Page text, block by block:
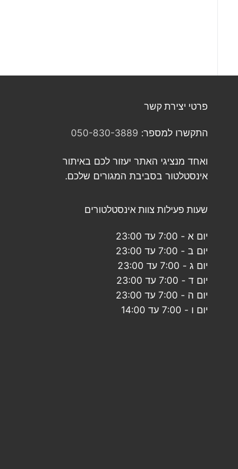
פרטי יצירת קשר
התקשרו למספר: 050-830-3889
ואחד מנציגי האתר יעזור לכם באיתור
אינסטלטור בסביבת המגורים שלכם.
שעות פעילות צוות אינסטלטורים
יום א - 7:00 עד 23:00
יום ב - 7:00 עד 23:00
יום ג - 7:00 עד 23:00
יום ד - 7:00 עד 23:00
יום ה - 7:00 עד 23:00
יום ו - 7:00 עד 14:00